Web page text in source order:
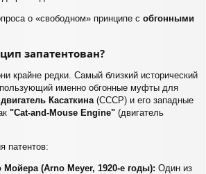
о «свободном» принципе с обгонными
запатентован?
крайне редки. Самый близкий исторический
именно обгонные муфты для
двигатель Касаткина (СССР) и его западные
"Cat-and-Mouse Engine" (двигатель
патентов:
Мойера (Arno Meyer, 1920-е годы): Один из